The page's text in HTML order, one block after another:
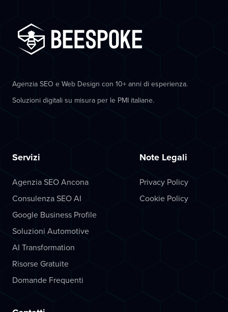
Agenzia SEO e Web Design con 10+ anni di esperienza.
Soluzioni digitali su misura per le PMI italiane.
Servizi
Agenzia SEO Ancona
Consulenza SEO AI
Google Business Profile
Soluzioni Automotive
AI Transformation
Risorse Gratuite
Domande Frequenti
Note Legali
Privacy Policy
Cookie Policy